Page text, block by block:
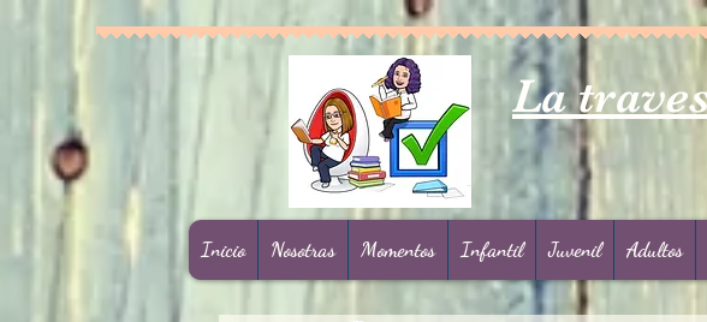
La
Inicio Nosotras Momentos Infantil Juvenil Adultos